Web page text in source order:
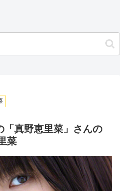
「真野恵里菜」さんの
菜